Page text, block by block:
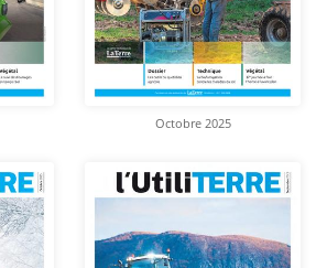
Octobre 2025